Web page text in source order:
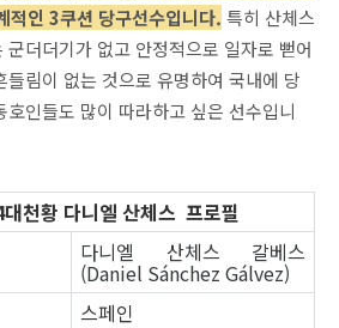
적인 3쿠션 당구선수입니다. 특히 산체스
더더기가 없고 안정적으로 일자로 뻗어
림이 없는 것으로 유명하여 국내에 당
인들도 많이 따라하고 싶은 선수입니
천황 다니엘 산체스 프로필
다니엘 산체스 갈베스
(Daniel Sánchez Gálvez)
스페인